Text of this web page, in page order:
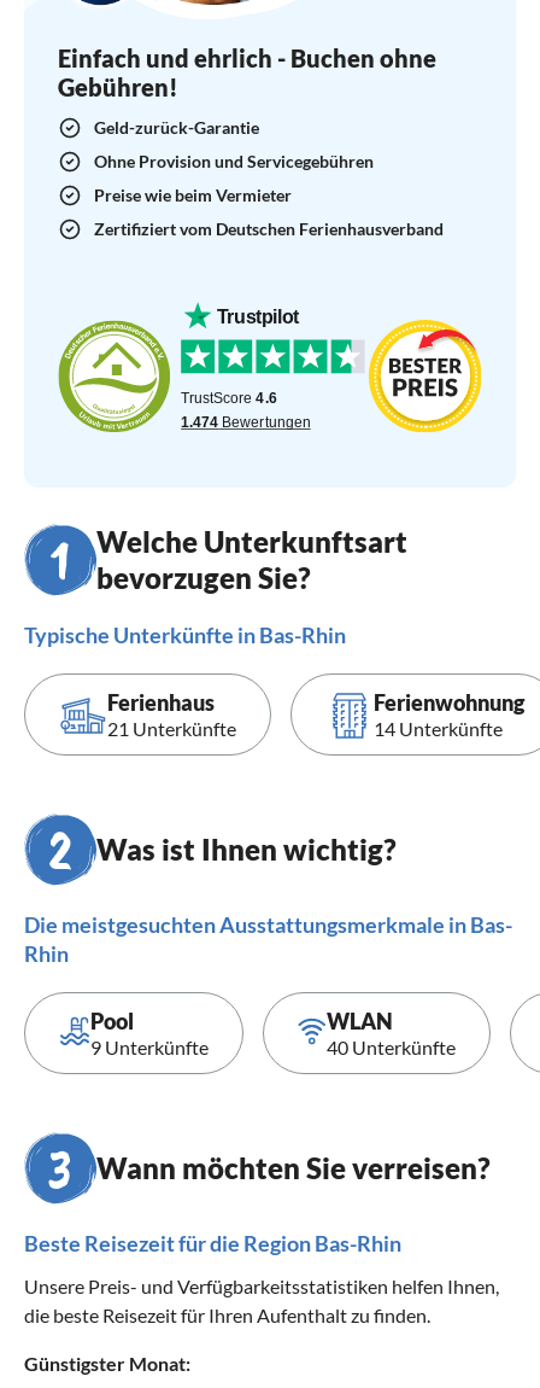
Einfach und ehrlich - Buchen ohne
Gebühren!
Geld-zurück-Garantie
Ohne Provision und Servicegebühren
Preise wie beim Vermieter
Zertifiziert vom Deutschen Ferienhausverband
Welche Unterkunftsart
bevorzugen Sie?
Typische Unterkünfte in Bas-Rhin
Ferienhaus
21 Unterkünfte
Ferienwohnung
14 Unterkünfte
Was ist Ihnen wichtig?
Die meistgesuchten Ausstattungsmerkmale in Bas-
Rhin
Pool
9 Unterkünfte
WLAN
40 Unterkünfte
Wann möchten Sie verreisen?
Beste Reisezeit für die Region Bas-Rhin
Unsere Preis- und Verfügbarkeitsstatistiken helfen Ihnen,
die beste Reisezeit für Ihren Aufenthalt zu finden.
Günstigster Monat: